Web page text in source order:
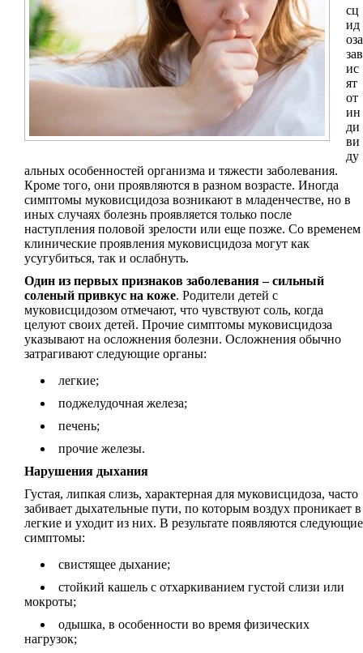
сц
ид
оза
зав
ис
ят
от
ин
ди
ви
ду
альных особенностей организма и тяжести заболевания.
Кроме того, они проявляются в разном возрасте. Иногда
симптомы муковисцидоза возникают в младенчестве, но в
иных случаях болезнь проявляется только после
наступления половой зрелости или еще позже. Со временем
клинические проявления муковисцидоза могут как
усугубиться, так и ослабнуть.
Один из первых признаков заболевания – сильный
соленый привкус на коже. Родители детей с
муковисцидозом отмечают, что чувствуют соль, когда
целуют своих детей. Прочие симптомы муковисцидоза
указывают на осложнения болезни. Осложнения обычно
затрагивают следующие органы:
легкие;
поджелудочная железа;
печень;
прочие железы.
Нарушения дыхания
Густая, липкая слизь, характерная для муковисцидоза, часто
забивает дыхательные пути, по которым воздух проникает в
легкие и уходит из них. В результате появляются следующие
симптомы:
свистящее дыхание;
стойкий кашель с отхаркиванием густой слизи или
мокроты;
одышка, в особенности во время физических
нагрузок;